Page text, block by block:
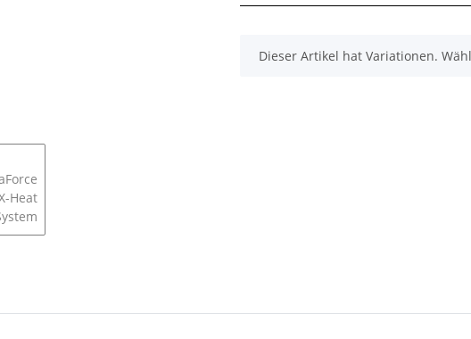
x
Dieser Artikel hat Variationen.